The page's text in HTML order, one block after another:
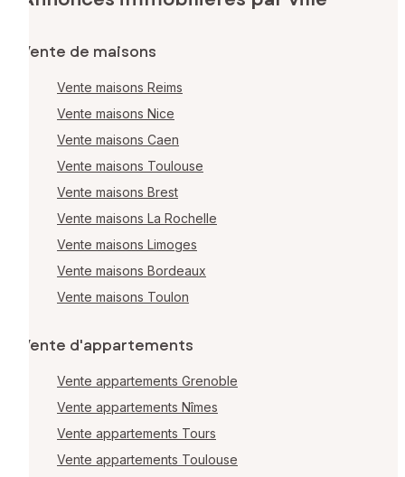
Vente de maisons
Vente maisons Reims
Vente maisons Nice
Vente maisons Caen
Vente maisons Toulouse
Vente maisons Brest
Vente maisons La Rochelle
Vente maisons Limoges
Vente maisons Bordeaux
Vente maisons Toulon
Vente d'appartements
Vente appartements Grenoble
Vente appartements Nîmes
Vente appartements Tours
Vente appartements Toulouse